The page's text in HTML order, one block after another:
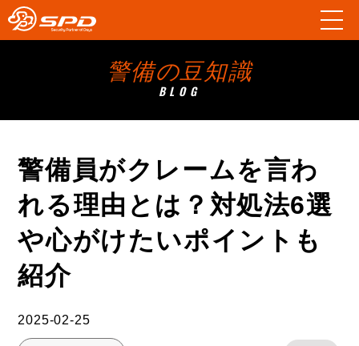
警備の豆知識
BLOG
警備員がクレームを言わ
れる理由とは？対処法6選
や心がけたいポイントも
紹介
2025-02-25